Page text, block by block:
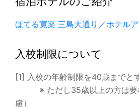
ほてる寛楽 三島大通り／ホテル
入校制限について
[1] 入校の年齢制限を40歳までと
※ ただし35歳以上の方は要
慮）